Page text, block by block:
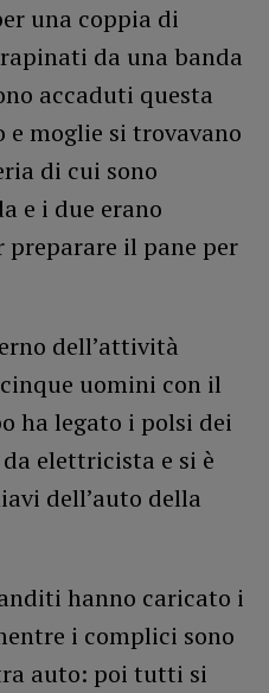
una coppia di
da una banda
accaduti questa
moglie si trovavano
di cui sono
e i due erano
il pane per
dell’attività
uomini con il
ha legato i polsi dei
elettricista e si è
dell’auto della
hanno caricato i
i complici sono
auto: poi tutti si